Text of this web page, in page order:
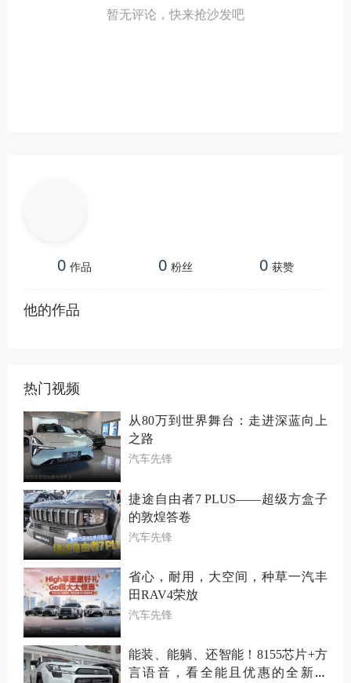
暂无评论，快来抢沙发吧
0 作品 0 粉丝 0 获赞
他的作品
热门视频
从80万到世界舞台：走进深蓝向上
之路
汽车先锋
捷途自由者7 PLUS——超级方盒子
的敦煌答卷
汽车先锋
省心，耐用，大空间，种草一汽丰
田RAV4荣放
汽车先锋
能装、能躺、还智能！8155芯片+方
言语音，看全能且优惠的全新荣